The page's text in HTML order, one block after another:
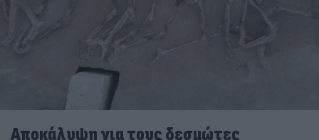
Αποκάλυψη για τους δεσμώτες